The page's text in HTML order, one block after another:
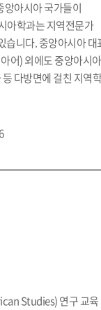
앙아시아 국가들이
아학과는 지역전문가
습니다. 중앙아시아 대
어) 외에도 중앙아시아
다방면에 걸친 지역
Studies) 연구 교육